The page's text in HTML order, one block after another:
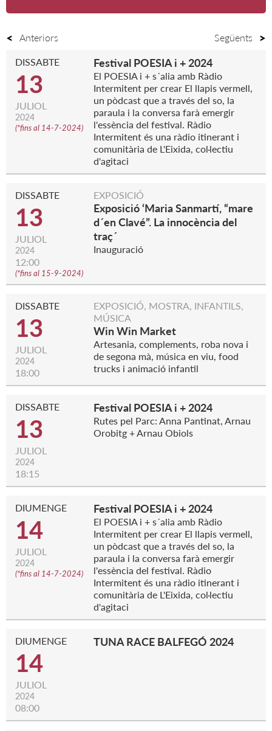
Anteriors Següents
DISSABTE
13
JULIOL
2024
(*fins al 14-7-2024)
Festival POESIA i + 2024
El POESIA i + s´alia amb Ràdio
Intermitent per crear El llapis vermell,
un pòdcast que a través del so, la
paraula i la conversa farà emergir
l'essència del festival. Ràdio
Intermitent és una ràdio itinerant i
comunitària de L'Eixida, col·lectiu
d'agitaci
DISSABTE
13
JULIOL
2024
12:00
(*fins al 15-9-2024)
EXPOSICIÓ
Exposició ‘Maria Sanmartí, “mare
d´en Clavé”. La innocència del
traç´
Inauguració
DISSABTE
13
JULIOL
2024
18:00
EXPOSICIÓ, MOSTRA, INFANTILS,
MÚSICA
Win Win Market
Artesania, complements, roba nova i
de segona mà, música en viu, food
trucks i animació infantil
DISSABTE
13
JULIOL
2024
18:15
Festival POESIA i + 2024
Rutes pel Parc: Anna Pantinat, Arnau
Orobitg + Arnau Obiols
DIUMENGE
14
JULIOL
2024
(*fins al 14-7-2024)
Festival POESIA i + 2024
El POESIA i + s´alia amb Ràdio
Intermitent per crear El llapis vermell,
un pòdcast que a través del so, la
paraula i la conversa farà emergir
l'essència del festival. Ràdio
Intermitent és una ràdio itinerant i
comunitària de L'Eixida, col·lectiu
d'agitaci
DIUMENGE
14
JULIOL
2024
08:00
TUNA RACE BALFEGÓ 2024